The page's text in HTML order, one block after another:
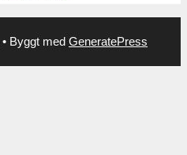
• Byggt med GeneratePress